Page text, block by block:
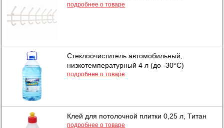
подробнее о товаре
Стеклоочиститель автомобильный,
низкотемпературный 4 л (до -30°C)
подробнее о товаре
Клей для потолочной плитки 0,25 л, Титан
подробнее о товаре